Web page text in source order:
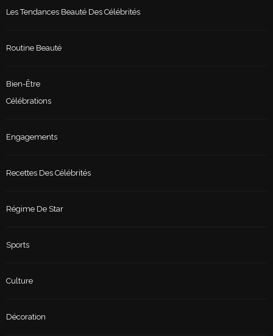
Les Tendances Beauté Des Célébrités
Routine Beauté
Bien-Être
Célébrations
Engagements
Recettes Des Célébrités
Régime De Star
Sports
Culture
Décoration